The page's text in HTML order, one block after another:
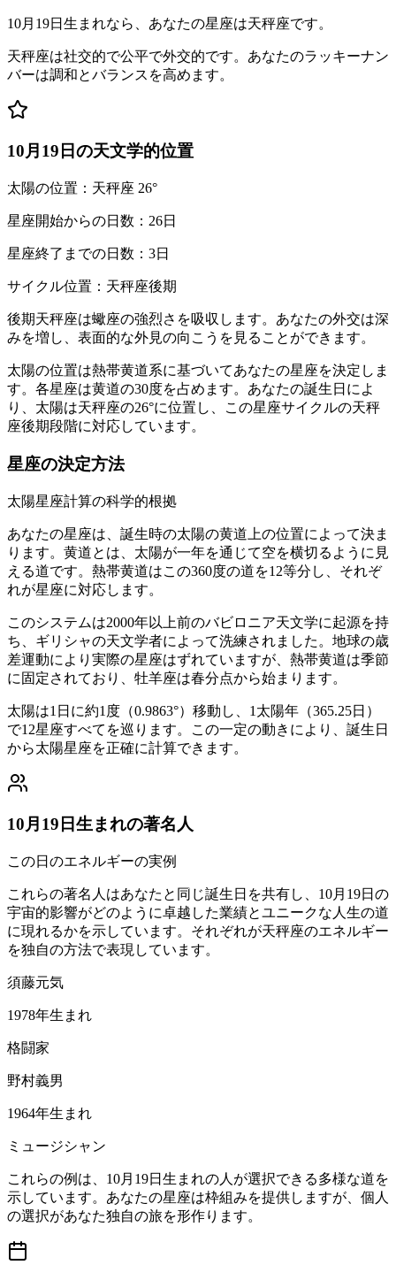
10月19日生まれなら、あなたの星座は天秤座です。
天秤座は社交的で公平で外交的です。あなたのラッキーナン
バーは調和とバランスを高めます。
10月19日の天文学的位置
太陽の位置：天秤座 26°
星座開始からの日数：26日
星座終了までの日数：3日
サイクル位置：天秤座後期
後期天秤座は蠍座の強烈さを吸収します。あなたの外交は深
みを増し、表面的な外見の向こうを見ることができます。
太陽の位置は熱帯黄道系に基づいてあなたの星座を決定しま
す。各星座は黄道の30度を占めます。あなたの誕生日によ
り、太陽は天秤座の26°に位置し、この星座サイクルの天秤
座後期段階に対応しています。
星座の決定方法
太陽星座計算の科学的根拠
あなたの星座は、誕生時の太陽の黄道上の位置によって決ま
ります。黄道とは、太陽が一年を通じて空を横切るように見
える道です。熱帯黄道はこの360度の道を12等分し、それぞ
れが星座に対応します。
このシステムは2000年以上前のバビロニア天文学に起源を持
ち、ギリシャの天文学者によって洗練されました。地球の歳
差運動により実際の星座はずれていますが、熱帯黄道は季節
に固定されており、牡羊座は春分点から始まります。
太陽は1日に約1度（0.9863°）移動し、1太陽年（365.25日）
で12星座すべてを巡ります。この一定の動きにより、誕生日
から太陽星座を正確に計算できます。
10月19日生まれの著名人
この日のエネルギーの実例
これらの著名人はあなたと同じ誕生日を共有し、10月19日の
宇宙的影響がどのように卓越した業績とユニークな人生の道
に現れるかを示しています。それぞれが天秤座のエネルギー
を独自の方法で表現しています。
須藤元気
1978年生まれ
格闘家
野村義男
1964年生まれ
ミュージシャン
これらの例は、10月19日生まれの人が選択できる多様な道を
示しています。あなたの星座は枠組みを提供しますが、個人
の選択があなた独自の旅を形作ります。